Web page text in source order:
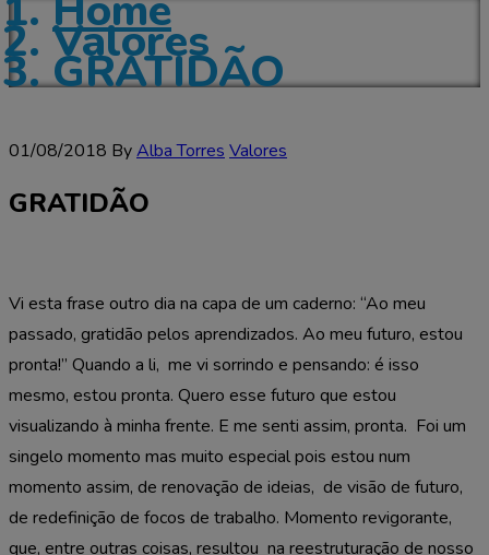
Valores
GRATIDÃO
01/08/2018 ByAlba Torres Valores
GRATIDÃO
Vi esta frase outro dia na capa de um caderno: “Ao meu
passado, gratidão pelos aprendizados. Ao meu futuro, estou
pronta!” Quando a li, me vi sorrindo e pensando: é isso
mesmo, estou pronta. Quero esse futuro que estou
visualizando à minha frente. E me senti assim, pronta. Foi um
singelo momento mas muito especial pois estou num
momento assim, de renovação de ideias, de visão de futuro,
de redefinição de focos de trabalho. Momento revigorante,
que, entre outras coisas, resultou na reestruturação de nosso